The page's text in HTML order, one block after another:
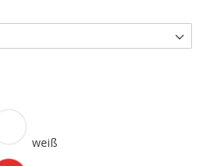
weiß